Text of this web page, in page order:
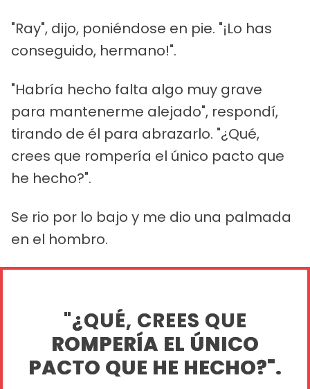
"Ray", dijo, poniéndose en pie. "¡Lo has
conseguido, hermano!".
"Habría hecho falta algo muy grave
para mantenerme alejado", respondí,
tirando de él para abrazarlo. "¿Qué,
crees que rompería el único pacto que
he hecho?".
Se rio por lo bajo y me dio una palmada
en el hombro.
"¿QUÉ, CREES QUE
ROMPERÍA EL ÚNICO
PACTO QUE HE HECHO?".